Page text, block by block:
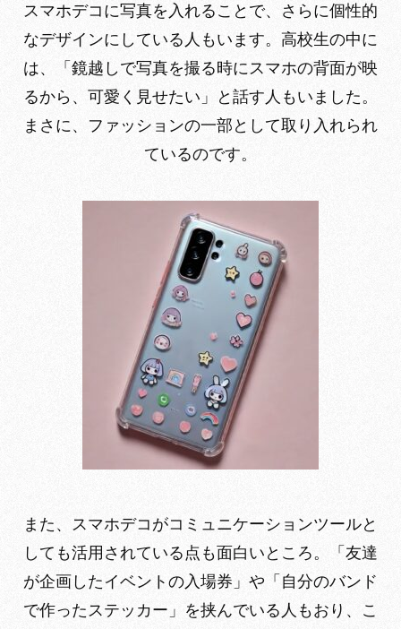
スマホデコに写真を入れることで、さらに個性的
なデザインにしている人もいます。高校生の中に
は、「鏡越しで写真を撮る時にスマホの背面が映
るから、可愛く見せたい」と話す人もいました。
まさに、ファッションの一部として取り入れられ
ているのです。
また、スマホデコがコミュニケーションツールと
しても活用されている点も面白いところ。「友達
が企画したイベントの入場券」や「自分のバンド
で作ったステッカー」を挟んでいる人もおり、こ